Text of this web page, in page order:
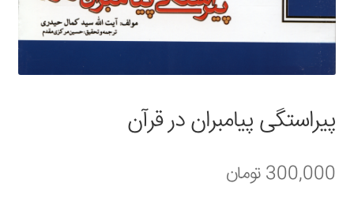
سبد خرید
پیراستگی پیامبران در قرآن
300,000تومان